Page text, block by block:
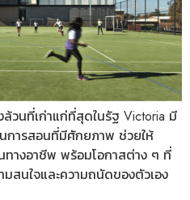
ล้วนที่เก่าแก่ที่สุดในรัฐ Victoria มี
การสอนที่มีศักยภาพ ช่วยให้
ทางอาชีพ พร้อมโอกาสต่าง ๆ ที่
สนใจและความถนัดของตัวเอง